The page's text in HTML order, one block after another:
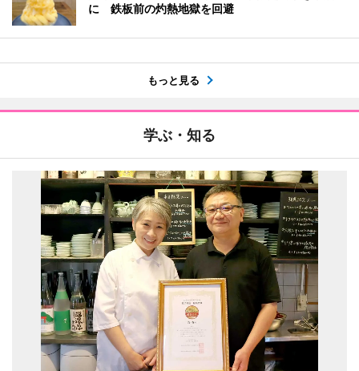
に 鉄板前の灼熱地獄を回避
もっと見る
学ぶ・知る